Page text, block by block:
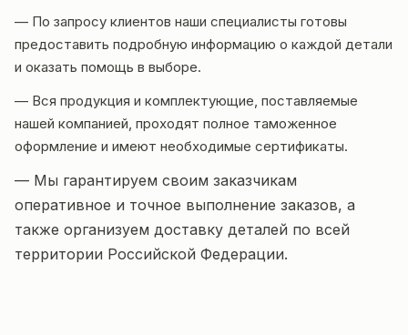
— По запросу клиентов наши специалисты готовы
предоставить подробную информацию о каждой детали
и оказать помощь в выборе.
— Вся продукция и комплектующие, поставляемые
нашей компанией, проходят полное таможенное
оформление и имеют необходимые сертификаты.
— Мы гарантируем своим заказчикам
оперативное и точное выполнение заказов, а
также организуем доставку деталей по всей
территории Российской Федерации.